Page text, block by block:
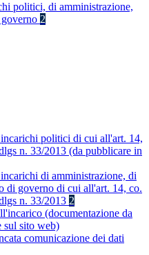
politici, di amministrazione,
2
politici di cui all'art. 14,
n. 33/2013 (da pubblicare in
di amministrazione, di
di governo di cui all'art. 14, co.
n. 33/2013 2
(documentazione da
sul sito web)
comunicazione dei dati